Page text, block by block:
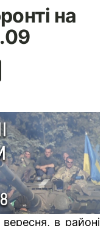
на
в районі